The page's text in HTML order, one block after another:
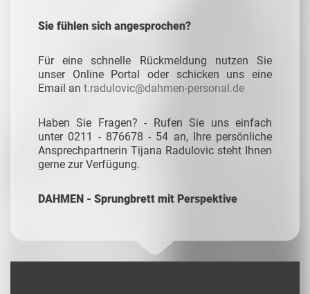
Sie fühlen sich angesprochen?
Für eine schnelle Rückmeldung nutzen Sie
unser Online Portal oder schicken uns eine
Email an t.radulovic@dahmen-personal.de
Haben Sie Fragen? - Rufen Sie uns einfach
unter 0211 - 876678 - 54 an, Ihre persönliche
Ansprechpartnerin Tijana Radulovic steht Ihnen
gerne zur Verfügung.
DAHMEN - Sprungbrett mit Perspektive